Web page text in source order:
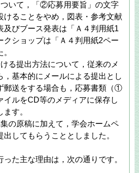
いて，「②応募用要旨」の文字
けることをやめ，図表・参考文献
及びブース発表は「Ａ４判用紙1
クショップは「Ａ４判用紙2ペー
る提出方法について，従来のメ
，基本的にメールによる提出とし
郵送をする場合も，応募書類（①
ルをCD等のメディアに保存し
す。
の原稿に加えて，学会ホームペ
してもらうこととしました。
た主な理由は，次の通りです。